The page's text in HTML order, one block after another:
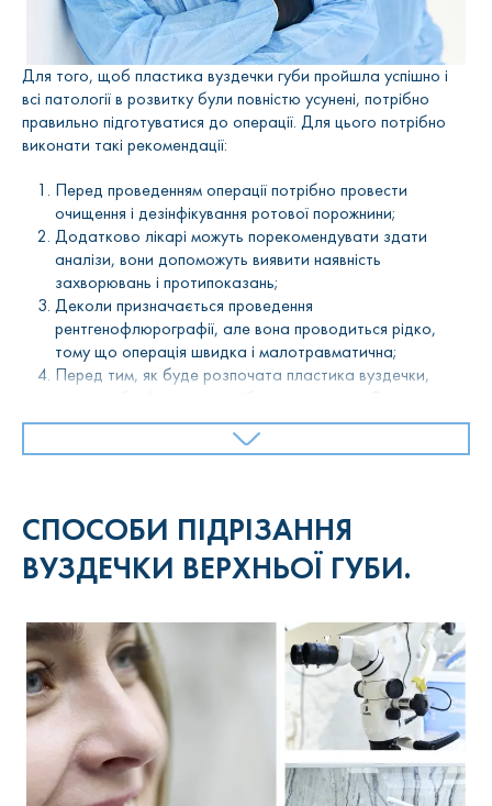
Для того, щоб пластика вуздечки губи пройшла успішно і
всі патології в розвитку були повністю усунені, потрібно
правильно підготуватися до операції. Для цього потрібно
виконати такі рекомендації:
Перед проведенням операції потрібно провести
очищення і дезінфікування ротової порожнини;
Додатково лікарі можуть порекомендувати здати
аналізи, вони допоможуть виявити наявність
захворювань і протипоказань;
Деколи призначається проведення
рентгенофлюрографії, але вона проводиться рідко,
тому що операція швидка і малотравматична;
Перед тим, як буде розпочата пластика вуздечки,
яка робиться натще, набагато складніше
переноситься, також можуть виникнути проблеми в
СПОСОБИ ПІДРІЗАННЯ
ВУЗДЕЧКИ ВЕРХНЬОЇ ГУБИ.